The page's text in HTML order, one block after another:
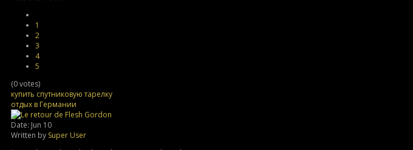
1
2
3
4
5
(0 votes)
купить спутниковую тарелку
отдых в Германии
Date: Jun 10
Written by Super User